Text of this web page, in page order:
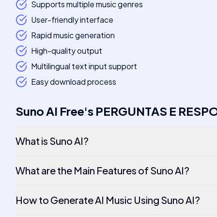
Supports multiple music genres
User-friendly interface
Rapid music generation
High-quality output
Multilingual text input support
Easy download process
Suno AI Free's PERGUNTAS E
What is Suno AI?
What are the Main Features of Suno AI?
How to Generate AI Music Using Suno AI?